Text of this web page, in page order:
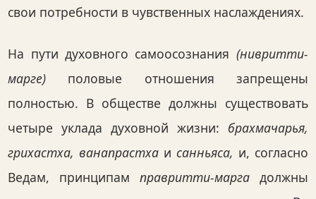
свои потребности в чувственных наслаждениях.
На пути духовного самоосознания (нивритти-
марге) половые отношения запрещены
полностью. В обществе должны существовать
четыре уклада духовной жизни: брахмачарья,
грихастха, ванапрастха и санньяса, и, согласно
Ведам, принципам правритти-маргадолжны